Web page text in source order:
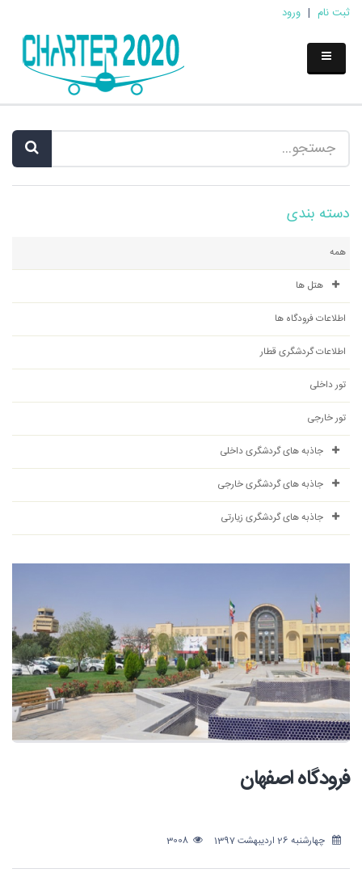
ثبت نام | ورود
دسته بندی
همه
هتل ها
اطلاعات فرودگاه ها
اطلاعات گردشگری قطار
تور داخلی
تور خارجی
جاذبه های گردشگری داخلی
جاذبه های گردشگری خارجی
جاذبه های گردشگری زیارتی
فرودگاه اصفهان
چهارشنبه 26 اردیبهشت 1397